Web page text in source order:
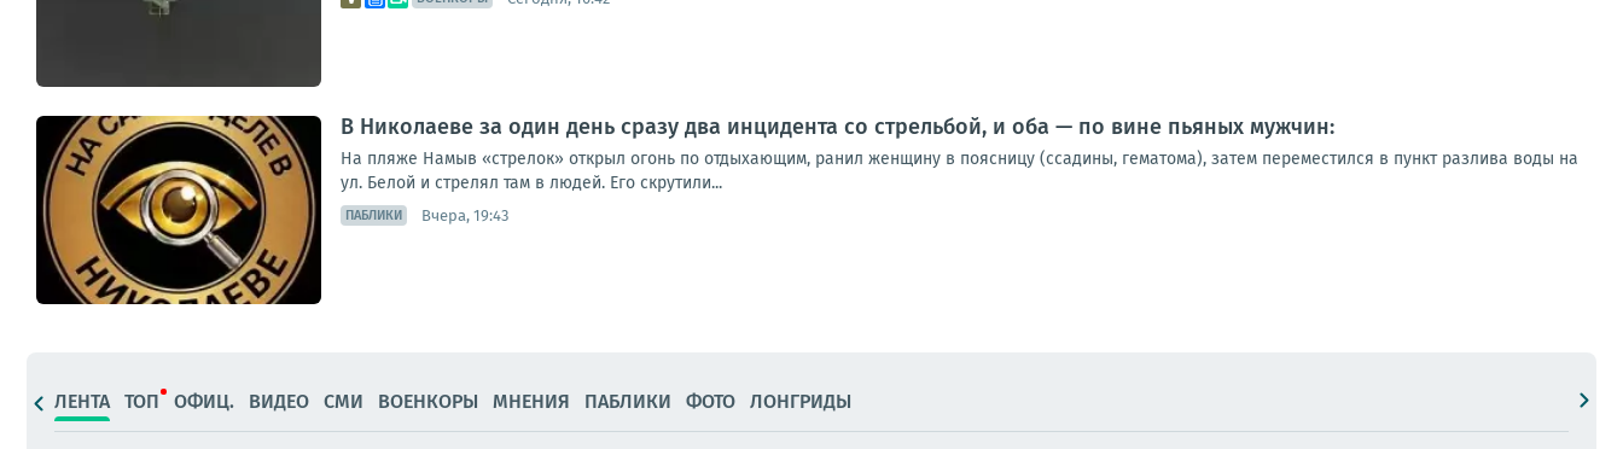
В Николаеве за один день сразу два инцидента со стрельбой, и оба — по вине пьяных мужчин:
На пляже Намыв «стрелок» открыл огонь по отдыхающим, ранил женщину в поясницу (ссадины, гематома), затем переместился в пункт разлива воды на
ул. Белой и стрелял там в людей. Его скрутили...
ПАБЛИКИ Вчера, 19:43
ЛЕНТА ТОП ОФИЦ. ВИДЕО СМИ ВОЕНКОРЫ МНЕНИЯ ПАБЛИКИ ФОТО ЛОНГРИДЫ